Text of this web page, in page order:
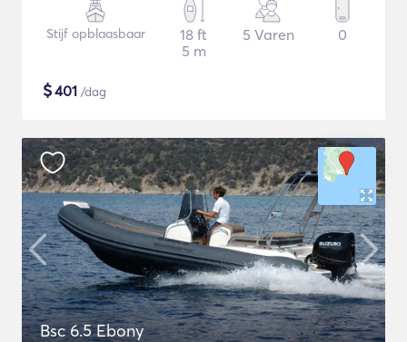
Stijf opblaasbaar
18 ft
5 m
5 Varen 0
$401 /dag
Bsc 6.5 Ebony